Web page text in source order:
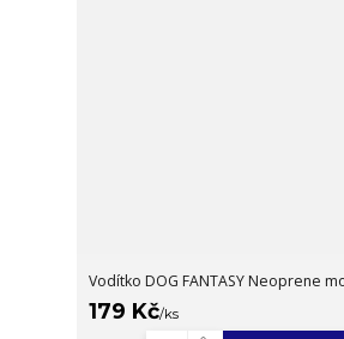
Vodítko DOG FANTASY Neoprene
179 Kč/ks